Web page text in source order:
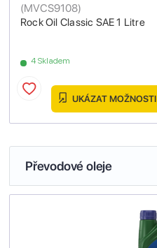
Rock Oil Classic SAE 1 Litre
(MVCS9108)
4 Skladem
UKÁZAT MOŽNOSTI
Převodové oleje